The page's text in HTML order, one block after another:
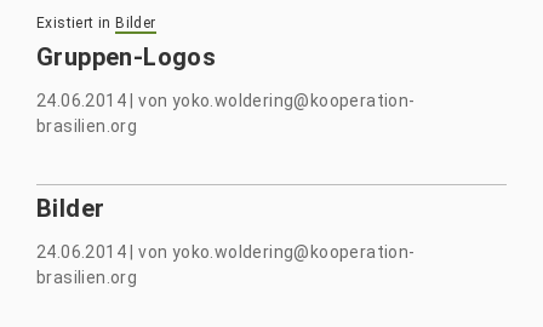
Existiert in Bilder
Gruppen-Logos
24.06.2014 |von yoko.woldering@kooperation-
brasilien.org
Bilder
24.06.2014 |von yoko.woldering@kooperation-
brasilien.org